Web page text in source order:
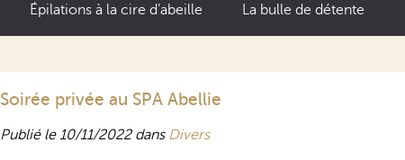
Épilations à la cire d’abeille La bulle de détente
Soirée privée au SPA Abellie
Publié le 10/11/2022 dans Divers